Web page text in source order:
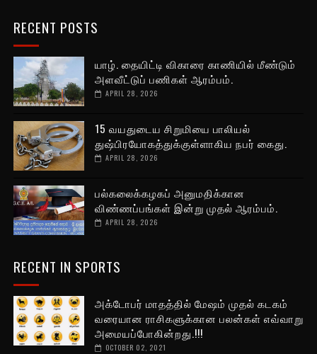
RECENT POSTS
யாழ். தையிட்டி விகாரை காணியில் மீண்டும்
அளவீட்டுப் பணிகள் ஆரம்பம்.
APRIL 28, 2026
15 வயதுடைய சிறுமியை பாலியல்
துஷ்பிரயோகத்துக்குள்ளாகிய நபர் கைது.
APRIL 28, 2026
பல்கலைக்கழகப் அனுமதிக்கான
விண்ணப்பங்கள் இன்று முதல் ஆரம்பம்.
APRIL 28, 2026
RECENT IN SPORTS
அக்டோபர் மாதத்தில் மேஷம் முதல் கடகம்
வரையான ராசிகளுக்கான பலன்கள் எவ்வாறு
அமையப்போகின்றது.!!!
OCTOBER 02, 2021